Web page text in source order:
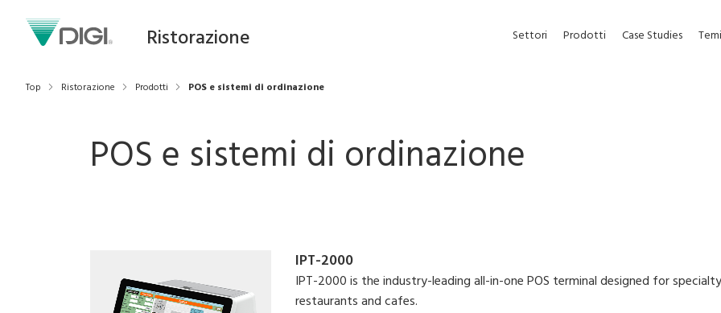
Ristorazione Settori Prodotti Case Studies Temi
Top Ristorazione Prodotti POS e sistemi di ordinazione
POS e sistemi di ordinazione
IPT-2000
IPT-2000 is the industry-leading all-in-one POS terminal designed for
restaurants and cafes.